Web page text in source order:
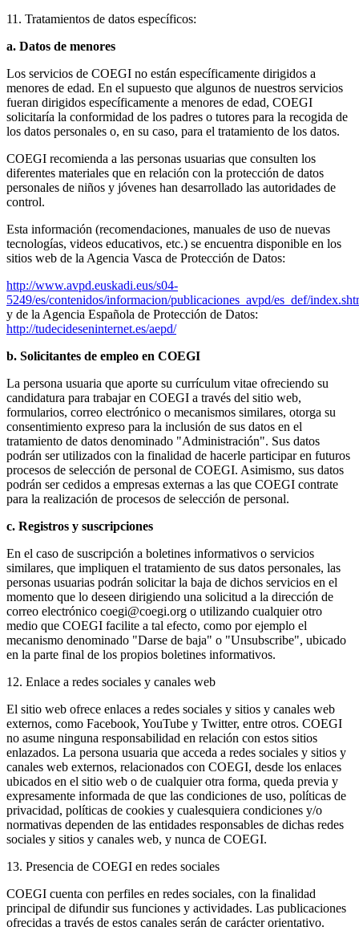
11. Tratamientos de datos específicos:
a. Datos de menores
Los servicios de COEGI no están específicamente dirigidos a
menores de edad. En el supuesto que algunos de nuestros servicios
fueran dirigidos específicamente a menores de edad, COEGI
solicitaría la conformidad de los padres o tutores para la recogida de
los datos personales o, en su caso, para el tratamiento de los datos.
COEGI recomienda a las personas usuarias que consulten los
diferentes materiales que en relación con la protección de datos
personales de niños y jóvenes han desarrollado las autoridades de
control.
Esta información (recomendaciones, manuales de uso de nuevas
tecnologías, videos educativos, etc.) se encuentra disponible en los
sitios web de la Agencia Vasca de Protección de Datos:
http://www.avpd.euskadi.eus/s04-
5249/es/contenidos/informacion/publicaciones_avpd/es_def/
y de la Agencia Española de Protección de Datos:
http://tudecideseninternet.es/aepd/
b. Solicitantes de empleo en COEGI
La persona usuaria que aporte su currículum vitae ofreciendo su
candidatura para trabajar en COEGI a través del sitio web,
formularios, correo electrónico o mecanismos similares, otorga su
consentimiento expreso para la inclusión de sus datos en el
tratamiento de datos denominado "Administración". Sus datos
podrán ser utilizados con la finalidad de hacerle participar en futuros
procesos de selección de personal de COEGI. Asimismo, sus datos
podrán ser cedidos a empresas externas a las que COEGI contrate
para la realización de procesos de selección de personal.
c. Registros y suscripciones
En el caso de suscripción a boletines informativos o servicios
similares, que impliquen el tratamiento de sus datos personales, las
personas usuarias podrán solicitar la baja de dichos servicios en el
momento que lo deseen dirigiendo una solicitud a la dirección de
correo electrónico coegi@coegi.org o utilizando cualquier otro
medio que COEGI facilite a tal efecto, como por ejemplo el
mecanismo denominado "Darse de baja" o "Unsubscribe", ubicado
en la parte final de los propios boletines informativos.
12. Enlace a redes sociales y canales web
El sitio web ofrece enlaces a redes sociales y sitios y canales web
externos, como Facebook, YouTube y Twitter, entre otros. COEGI
no asume ninguna responsabilidad en relación con estos sitios
enlazados. La persona usuaria que acceda a redes sociales y sitios y
canales web externos, relacionados con COEGI, desde los enlaces
ubicados en el sitio web o de cualquier otra forma, queda previa y
expresamente informada de que las condiciones de uso, políticas de
privacidad, políticas de cookies y cualesquiera condiciones y/o
normativas dependen de las entidades responsables de dichas redes
sociales y sitios y canales web, y nunca de COEGI.
13. Presencia de COEGI en redes sociales
COEGI cuenta con perfiles en redes sociales, con la finalidad
principal de difundir sus funciones y actividades. Las publicaciones
ofrecidas a través de estos canales serán de carácter orientativo.